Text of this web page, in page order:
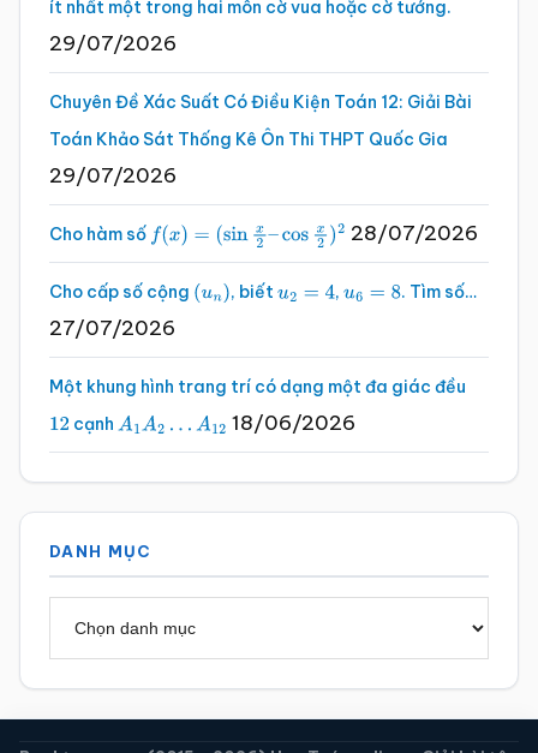
ít nhất một trong hai môn cờ vua hoặc cờ tướng.
29/07/2026
Chuyên Đề Xác Suất Có Điều Kiện Toán 12: Giải Bài
Toán Khảo Sát Thống Kê Ôn Thi THPT Quốc Gia
29/07/2026
Cho hàm số f(x)=(sinx2 –cosx2 )2 28/07/2026
Cho cấp số cộng (un), biếtu2 =4 , u6 =8 . Tìm số…
27/07/2026
Một khung hình trang trí có dạng một đa giác đều
12 cạnh A1A2…A 12 18/06/2026
DANH MỤC